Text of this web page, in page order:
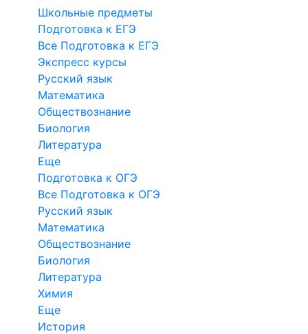
Школьные предметы
Подготовка к ЕГЭ
Все Подготовка к ЕГЭ
Экспресс курсы
Русский язык
Математика
Обществознание
Биология
Литература
Еще
Подготовка к ОГЭ
Все Подготовка к ОГЭ
Русский язык
Математика
Обществознание
Биология
Литература
Химия
Еще
История